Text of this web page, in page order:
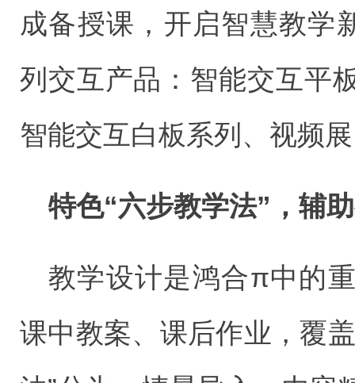
成备授课，开启智慧教学
列交互产品：智能交互平
智能交互白板系列、视频
特色“六步教学法”，辅
教学设计是鸿合π中的
课中教案、课后作业，覆